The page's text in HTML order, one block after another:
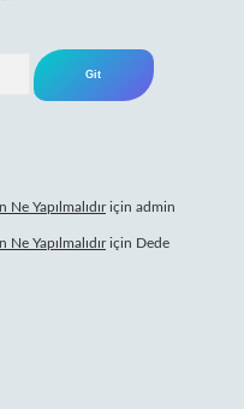
Yapılmalıdıriçin admin
Yapılmalıdıriçin Dede